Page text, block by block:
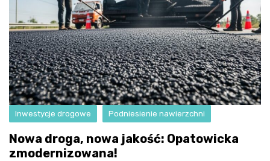
Inwestycje drogowe Podniesienie nawierzchni
Nowa droga, nowa jakość: Opatowicka
zmodernizowana!